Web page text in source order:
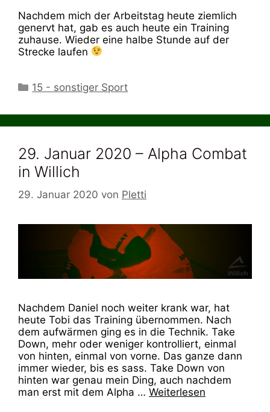
Nachdem mich der Arbeitstag heute ziemlich
genervt hat, gab es auch heute ein Training
zuhause. Wieder eine halbe Stunde auf der
Strecke laufen
Kategorien
15 - sonstiger Sport
29. Januar 2020 – Alpha Combat
in Willich
29. Januar 2020 von Pletti
Nachdem Daniel noch weiter krank war, hat
heute Tobi das Training übernommen. Nach
dem aufwärmen ging es in die Technik. Take
Down, mehr oder weniger kontrolliert, einmal
von hinten, einmal von vorne. Das ganze dann
immer wieder, bis es sass. Take Down von
hinten war genau mein Ding, auch nachdem
man erst mit dem Alpha … Weiterlesen